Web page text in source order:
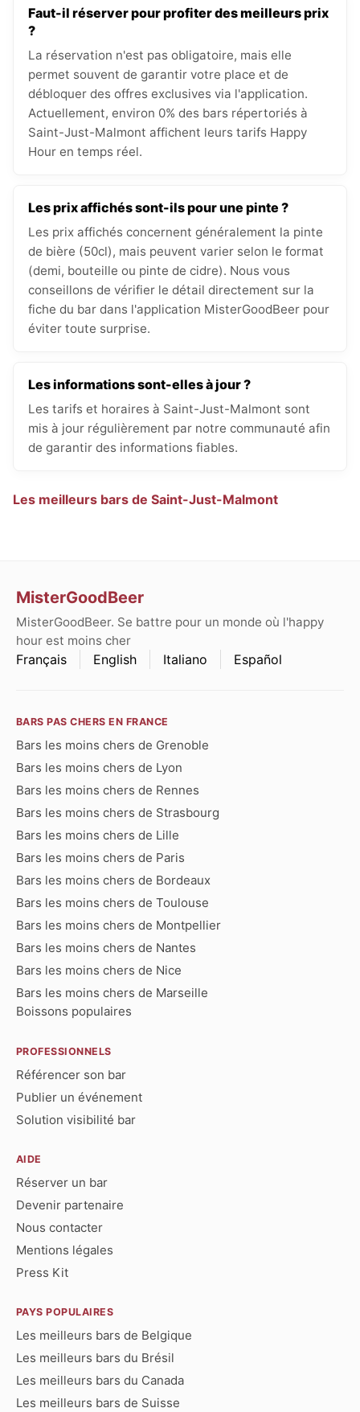
Faut-il réserver pour profiter des meilleurs prix
?
La réservation n'est pas obligatoire, mais elle
permet souvent de garantir votre place et de
débloquer des offres exclusives via l'application.
Actuellement, environ 0% des bars répertoriés à
Saint-Just-Malmont affichent leurs tarifs Happy
Hour en temps réel.
Les prix affichés sont-ils pour une pinte ?
Les prix affichés concernent généralement la pinte
de bière (50cl), mais peuvent varier selon le format
(demi, bouteille ou pinte de cidre). Nous vous
conseillons de vérifier le détail directement sur la
fiche du bar dans l'application MisterGoodBeer pour
éviter toute surprise.
Les informations sont-elles à jour ?
Les tarifs et horaires à Saint-Just-Malmont sont
mis à jour régulièrement par notre communauté afin
de garantir des informations fiables.
Les meilleurs bars de Saint-Just-Malmont
MisterGoodBeer
MisterGoodBeer. Se battre pour un monde où l'happy
hour est moins cher
Français English Italiano Español
BARS PAS CHERS EN FRANCE
Bars les moins chers de Grenoble
Bars les moins chers de Lyon
Bars les moins chers de Rennes
Bars les moins chers de Strasbourg
Bars les moins chers de Lille
Bars les moins chers de Paris
Bars les moins chers de Bordeaux
Bars les moins chers de Toulouse
Bars les moins chers de Montpellier
Bars les moins chers de Nantes
Bars les moins chers de Nice
Bars les moins chers de Marseille
Boissons populaires
PROFESSIONNELS
Référencer son bar
Publier un événement
Solution visibilité bar
AIDE
Réserver un bar
Devenir partenaire
Nous contacter
Mentions légales
Press Kit
PAYS POPULAIRES
Les meilleurs bars de Belgique
Les meilleurs bars du Brésil
Les meilleurs bars du Canada
Les meilleurs bars de Suisse